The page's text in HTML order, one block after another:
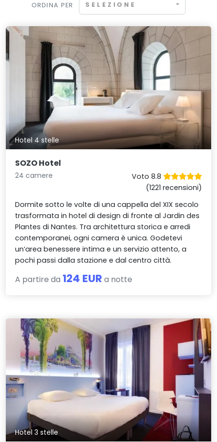
ORDINA PER SELEZIONE
Hotel 4 stelle
SOZO Hotel
24 camere
Voto 8.8
(1221 recensioni)
Dormite sotto le volte di una cappella del XIX secolo
trasformata in hotel di design di fronte al Jardin des
Plantes di Nantes. Tra architettura storica e arredi
contemporanei, ogni camera è unica. Godetevi
un’area benessere intima e un servizio attento, a
pochi passi dalla stazione e dal centro città.
A partire da 124 EUR a notte
Hotel 3 stelle